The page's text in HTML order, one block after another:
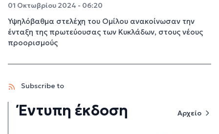
01 Οκτωβρίου 2024 - 06:20
Υψηλόβαθμα στελέχη του Ομίλου ανακοίνωσαν την
ένταξη της πρωτεύουσας των Κυκλάδων, στους νέους
προορισμούς
Subscribe to
Έντυπη έκδοση Αρχείο